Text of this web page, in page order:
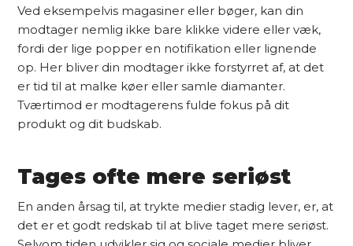
Ved eksempelvis magasiner eller bøger, kan din
modtager nemlig ikke bare klikke videre eller væk,
fordi der lige popper en notifikation eller lignende
op. Her bliver din modtager ikke forstyrret af, at det
er tid til at malke køer eller samle diamanter.
Tværtimod er modtagerens fulde fokus på dit
produkt og dit budskab.
Tages ofte mere seriøst
En anden årsag til, at trykte medier stadig lever, er, at
det er et godt redskab til at blive taget mere seriøst.